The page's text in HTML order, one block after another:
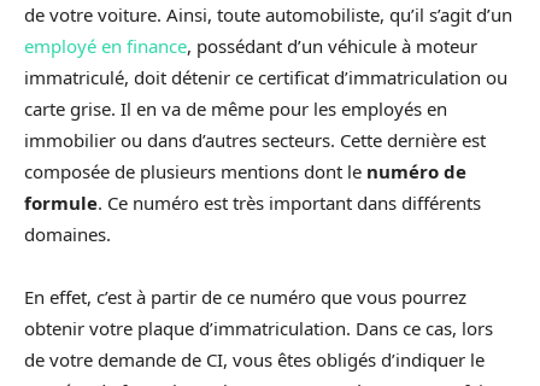
de votre voiture. Ainsi, toute automobiliste, qu’il s’agit d’un
employé en finance, possédant d’un véhicule à moteur
immatriculé, doit détenir ce certificat d’immatriculation ou
carte grise. Il en va de même pour les employés en
immobilier ou dans d’autres secteurs. Cette dernière est
composée de plusieurs mentions dont le numéro de
formule. Ce numéro est très important dans différents
domaines.
En effet, c’est à partir de ce numéro que vous pourrez
obtenir votre plaque d’immatriculation. Dans ce cas, lors
de votre demande de CI, vous êtes obligés d’indiquer le